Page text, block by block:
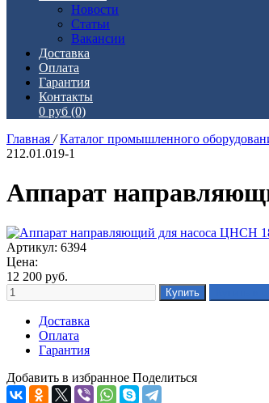
Новости
Статьи
Вакансии
Доставка
Оплата
Гарантия
Контакты
0 руб (0)
Главная / Каталог промышленного
212.01.019-1
Аппарат
Артикул: 6394
Цена:
12 200 руб.
Доставка
Оплата
Гарантия
Добавить в избранное Поделиться